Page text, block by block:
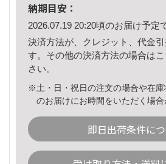
納期目安：
2026.07.19 20:20頃のお届け予定
決済方法が、クレジット、代金
す。その他の決済方法の場合は
さい。
※土・日・祝日の注文の場合や在
のお届けにお時間をいただく場合
即日出荷条件に